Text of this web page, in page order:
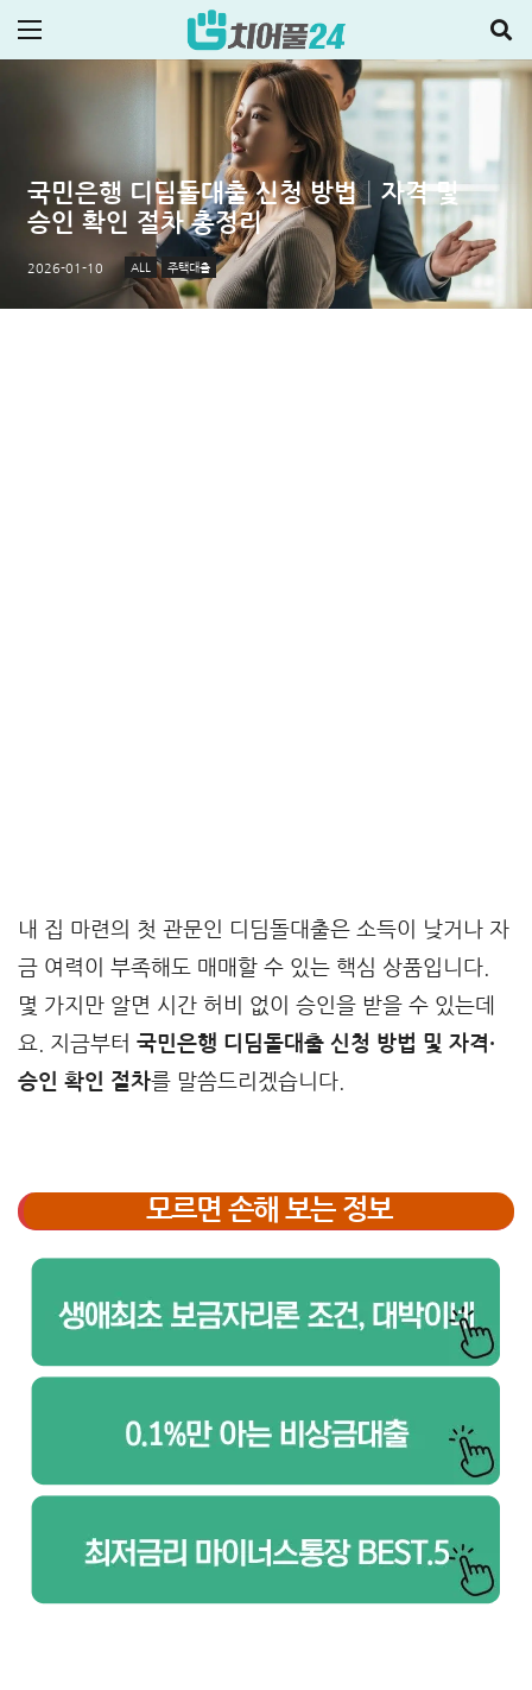
국민은행 디딤돌대출 신청 방법│자격 및
승인 확인 절차 총정리
2026-01-10 ALL 주택대출
내 집 마련의 첫 관문인 디딤돌대출은 소득이 낮거나 자
금 여력이 부족해도 매매할 수 있는 핵심 상품입니다.
몇 가지만 알면 시간 허비 없이 승인을 받을 수 있는데
요. 지금부터 국민은행 디딤돌대출 신청 방법 및 자격·
승인 확인 절차를 말씀드리겠습니다.
모르면 손해 보는 정보